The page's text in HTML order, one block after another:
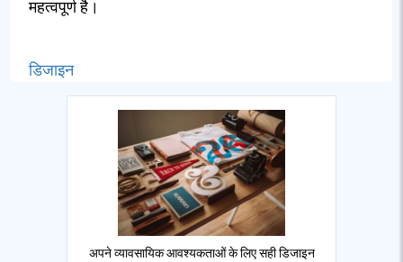
महत्वपूर्ण है।
डिजाइन
अपने व्यावसायिक आवश्यकताओं के लिए सही डिजाइन